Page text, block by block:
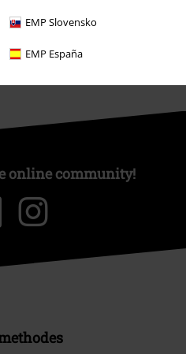
EMP Slovensko
EMP España
online community!